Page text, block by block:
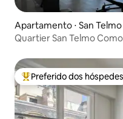
Apartamento ⋅ San Telmo
Quartier San Telmo
Entre os melhores
Preferido dos hóspedes